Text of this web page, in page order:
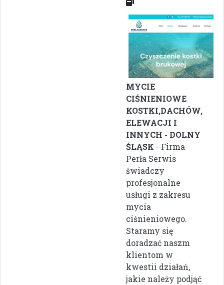
MYCIE
CIŚNIENIOWE
KOSTKI,DACHÓW,
ELEWACJI I
INNYCH - DOLNY
ŚLĄSK - Firma
Perła Serwis
świadczy
profesjonalne
usługi z zakresu
mycia
ciśnieniowego.
Staramy się
doradzać naszm
klientom w
kwestii działań,
jakie należy podjąć